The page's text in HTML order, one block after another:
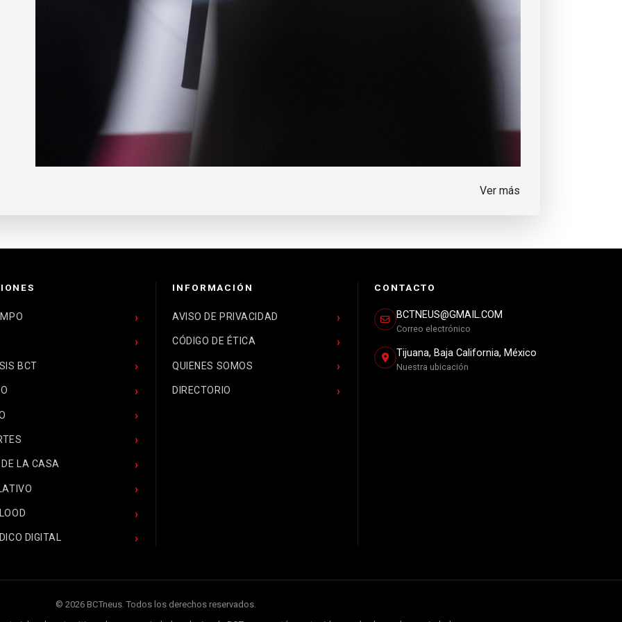
Ver más
BCT
LA CASA
DIGITAL
INFORMACIÓN
AVISO DE PRIVACIDAD
CÓDIGO DE ÉTICA
QUIENES SOMOS
DIRECTORIO
CONTACTO
BCTNEUS@GMAIL.COM
Correo electrónico
Tijuana, Baja California, México
Nuestra ubicación
© 2026 BCTneus. Todos los derechos reservados.